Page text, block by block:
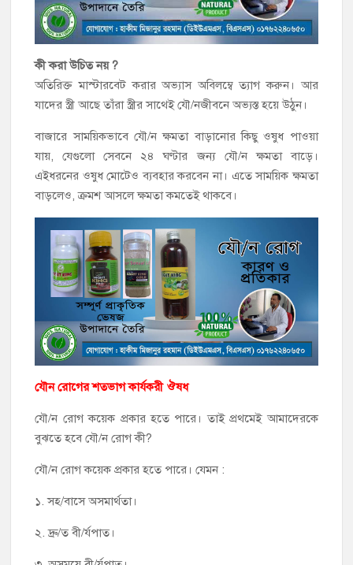
কী করা উচিত নয় ?
অতিরিক্ত মাস্টারবেট করার অভ্যাস অবিলম্বে ত্যাগ করুন। আর
যাদের স্ত্রী আছে তাঁরা স্ত্রীর সাথেই যৌ/নজীবনে অভ্যস্ত হয়ে উঠুন।
বাজারে সাময়িকভাবে যৌ/ন ক্ষমতা বাড়ানোর কিছু ওষুধ পাওয়া
যায়, যেগুলো সেবনে ২৪ ঘণ্টার জন্য যৌ/ন ক্ষমতা বাড়ে।
এইধরনের ওষুধ মোটেও ব্যবহার করবেন না। এতে সাময়িক ক্ষমতা
বাড়লেও, ক্রমশ আসলে ক্ষমতা কমতেই থাকবে।
যৌন রোগের শতভাগ কার্যকরী ঔষধ
যৌ/ন রোগ কয়েক প্রকার হতে পারে। তাই প্রথমেই আমাদেরকে
বুঝতে হবে যৌ/ন রোগ কী?
যৌ/ন রোগ কয়েক প্রকার হতে পারে। যেমন :
১. সহ/বাসে অসমার্থতা।
২. দ্রু/ত বী/র্যপাত।